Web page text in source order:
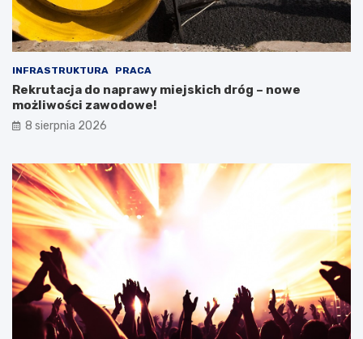
INFRASTRUKTURA PRACA
Rekrutacja do naprawy miejskich dróg – nowe
możliwości zawodowe!
8 sierpnia 2026